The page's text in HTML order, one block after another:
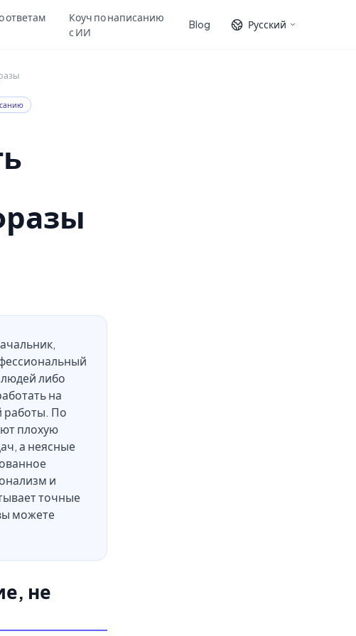
ответам
Коуч по написанию
с ИИ
Blog Русский
либо
на
работы. По
плохую
а неясные
и
точные
можете
не